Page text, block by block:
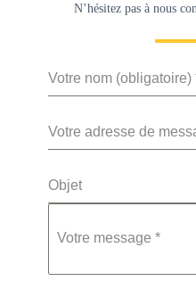
N’hésitez pas à nous
Votre nom (obligatoire)
Votre adresse de
Objet
Votre message *